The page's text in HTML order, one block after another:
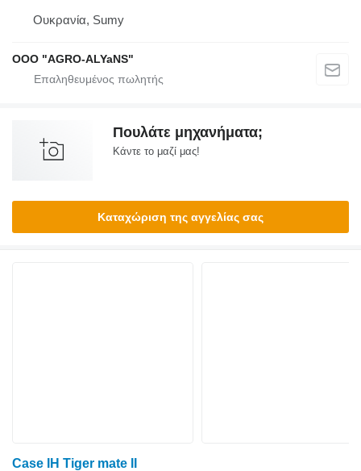
Ουκρανία, Sumy
OOO "AGRO-ALYaNS"
Πουλάτε μηχανήματα;
Κάντε το μαζί μας!
Καταχώριση της αγγελίας σας
Case IH Tiger mate II